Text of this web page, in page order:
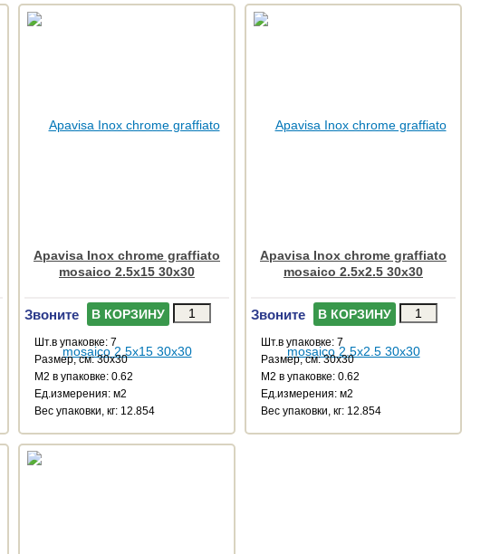
Apavisa Inox chrome graffiato
mosaico 2.5x15 30x30
Звоните В КОРЗИНУ
Шт.в упаковке: 7
Размер, см: 30x30
М2 в упаковке: 0.62
Ед.измерения: м2
Веc упаковки, кг: 12.854
Apavisa Inox chrome graffiato
mosaico 2.5x2.5 30x30
Звоните В КОРЗИНУ
Шт.в упаковке: 7
Размер, см: 30x30
М2 в упаковке: 0.62
Ед.измерения: м2
Веc упаковки, кг: 12.854